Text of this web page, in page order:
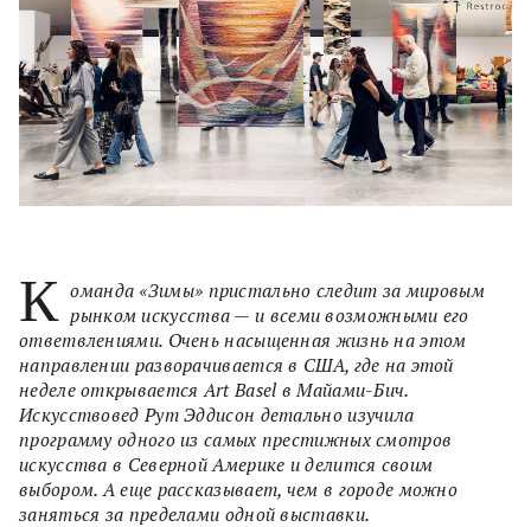
К оманда «Зимы» пристально следит за мировым
рынком искусства — и всеми возможными его
ответвлениями. Очень насыщенная жизнь на этом
направлении разворачивается в США, где на этой
неделе открывается Art Basel в Майами-Бич.
Искусствовед Рут Эддисон детально изучила
программу одного из самых престижных смотров
искусства в Северной Америке и делится своим
выбором. А еще рассказывает, чем в городе можно
заняться за пределами одной выставки.